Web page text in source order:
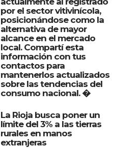
por el sector vitivinícola,
posicionándose como la
alternativa de mayor
alcance en el mercado
local. Compartí esta
información con tus
contactos para
mantenerlos actualizados
sobre las tendencias del
consumo nacional. �
La Rioja busca poner un
límite del 3% a las tierras
rurales en manos
extranjeras